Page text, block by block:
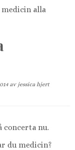
alla
av jessica hjert
concerta nu.
du medicin?